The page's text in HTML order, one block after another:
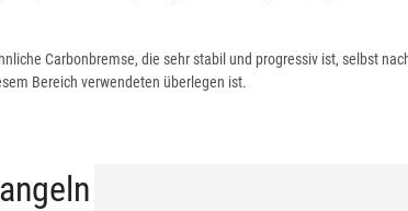
Carbonbremse, die sehr stabil und progressiv ist, selbst
Bereich verwendeten überlegen ist.